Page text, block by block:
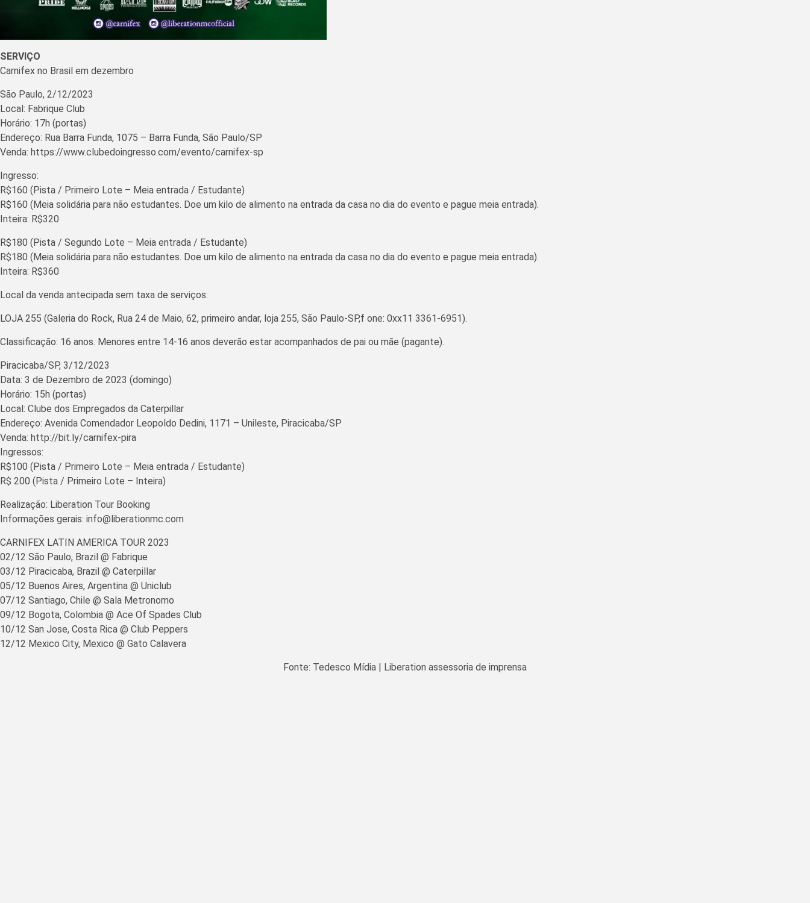
SERVIÇO
Carnifex no Brasil em dezembro
São Paulo, 2/12/2023
Local: Fabrique Club
Horário: 17h (portas)
Endereço: Rua Barra Funda, 1075 – Barra Funda, São Paulo/SP
Venda: https://www.clubedoingresso.com/evento/carnifex-sp
Ingresso:
R$160 (Pista / Primeiro Lote – Meia entrada / Estudante)
R$160 (Meia solidária para não estudantes. Doe um kilo de alimento na entrada da casa no dia do evento e pague meia entrada).
Inteira: R$320
R$180 (Pista / Segundo Lote – Meia entrada / Estudante)
R$180 (Meia solidária para não estudantes. Doe um kilo de alimento na entrada da casa no dia do evento e pague meia entrada).
Inteira: R$360
Local da venda antecipada sem taxa de serviços:
LOJA 255 (Galeria do Rock, Rua 24 de Maio, 62, primeiro andar, loja 255, São Paulo-SP,f one: 0xx11 3361-6951).
Classificação: 16 anos. Menores entre 14-16 anos deverão estar acompanhados de pai ou mãe (pagante).
Piracicaba/SP, 3/12/2023
Data: 3 de Dezembro de 2023 (domingo)
Horário: 15h (portas)
Local: Clube dos Empregados da Caterpillar
Endereço: Avenida Comendador Leopoldo Dedini, 1171 – Unileste, Piracicaba/SP
Venda: http://bit.ly/carnifex-pira
Ingressos:
R$100 (Pista / Primeiro Lote – Meia entrada / Estudante)
R$ 200 (Pista / Primeiro Lote – Inteira)
Realização: Liberation Tour Booking
Informações gerais: info@liberationmc.com
CARNIFEX LATIN AMERICA TOUR 2023
02/12 São Paulo, Brazil @ Fabrique
03/12 Piracicaba, Brazil @ Caterpillar
05/12 Buenos Aires, Argentina @ Uniclub
07/12 Santiago, Chile @ Sala Metronomo
09/12 Bogota, Colombia @ Ace Of Spades Club
10/12 San Jose, Costa Rica @ Club Peppers
12/12 Mexico City, Mexico @ Gato Calavera
Fonte: Tedesco Mídia | Liberation assessoria de imprensa